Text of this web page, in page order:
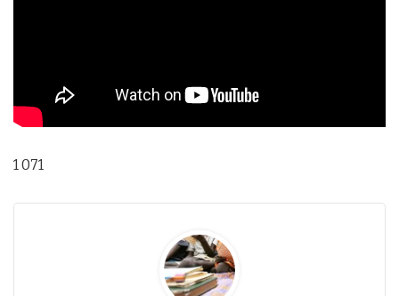
1 071